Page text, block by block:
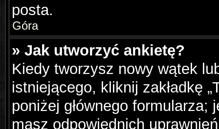
posta.
Góra
» Jak utworzyć ankietę?
Kiedy tworzysz nowy wątek
istniejącego, kliknij zakładkę
poniżej głównego
masz odpowiednich